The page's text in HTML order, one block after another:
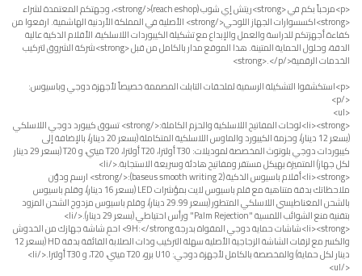
<p>مرحباً بكم في <strong>ريتش إي شوب (reach eshop)</strong>، وجهتكم المعتمدة لشراء
<strong>اكسسوارات الجهاز اللوحي</strong> الأصلية في المملكة الأردنية الهاشمية. ارفعوا من
كفاءة أجهزتكم للدراسة والعمل والإبداع مع تشكيلة الكيبوردات اللاسلكية، الأقلام الذكية عالية
الدقة، وحلول الحماية المتينة. هذا الموقع مدار بالكامل من قبل <strong>شركة الشروق لتركيب
الخدمات الرقمية</strong>.</p>
<p>استكشفوا التشكيلة الرسمية لملحقات التابلت المصممة خصيصاً لأجهزة دوجي وباسيوس:
</p>
<ul>
<li><strong>لوحات المفاتيح اللاسلكية والحزم الكاملة:</strong> تسوق كيبورد دوجي اللاسلكي
(بسعر 12 دينار)، وحزمة الكيبورد والماوس اللاسلكية المتكاملة (بسعر 20 دينار)، بالإضافة إلى
كيبوردات دوجي بلوتوث المخصصة لموديلات: T30 أولترا، T20 أولترا، T20 ميني، و T20 (بسعر 29 دينار
لكل جهاز) المتميزة بهيكل مستقر ومفاتيح هادئة وسريعة الاستجابة.</li>
<li><strong>أقلام باسيوس الذكية (baseus smooth writing 2):</strong> ارسم ودوّن
ملاحظاتك بدقة متناهية مع قلم باسيوس لايت بمؤشرات LED (بسعر 16 دينار)، وقلم باسيوس
بالشحن المغناطيسي اللاسلكي المتطور (بسعر 29.99 دينار)، وقلم باسيوس مزدوج الشحن المزود
بتقنية منع الشوائب اللمسية "Palm Rejection" ورأس احتياطي (بسعر 29 دينار).</li>
<li><strong>شاشات حماية دوجي المقواة بدرجة 9H:</strong> احمِ شاشة جهازك من الخدوش
والكسر مع لزقات الشاشة الزجاجية الأصلية سهلة التركيب وذات الصلابة الفائقة بدقة HD (بسعر 12
دينار لكل حماية) والمخصصة بالكامل لأجهزة دوجي: U10 برو، T20 ميني، T20، و T30 أولترا.</li>
</ul>